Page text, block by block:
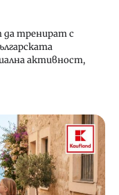
да тренират с
активност,